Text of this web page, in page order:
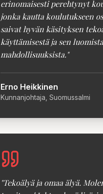
erinomaisesti perehtynyt
jonka kautta koulutukseen
saivat hyvän käsityksen
käyttämisestä ja sen luomista
mahdollisuuksista."
Erno Heikkinen
Kunnanjohtaja, Suomussalmi
"Tekoälyä ja omaa älyä.